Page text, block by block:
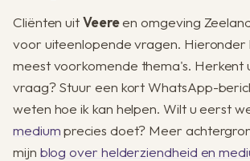
Cliënten uitVeereen omgeving
voor uiteenlopende vragen. Hieronder
meest voorkomende thema's. Herkent
vraag? Stuur een kort WhatsApp-
weten hoe ik kan helpen. Wilt u eerst
mediumprecies doet? Meer
mijn blog over helderziendheid en